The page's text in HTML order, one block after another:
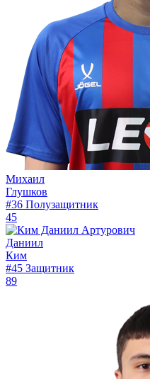
Михаил
Глушков
#36 Полузащитник
45
Даниил
Ким
#45 Защитник
89